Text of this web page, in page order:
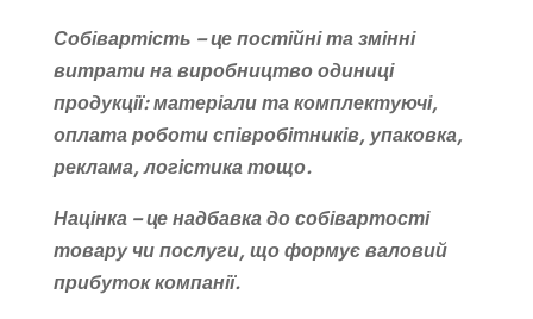
Собівартість –це постійні та змінні
витрати на виробництво одиниці
продукції: матеріали та комплектуючі,
оплата роботи співробітників, упаковка,
реклама, логістика тощо.
Націнка –це надбавка до собівартості
товару чи послуги, що формує валовий
прибуток компанії.